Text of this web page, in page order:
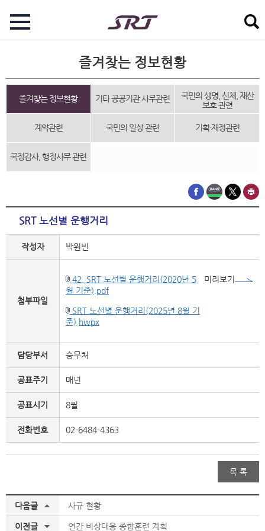
즐겨찾는 정보현황
즐겨찾는 정보현황 기타 공공기관 사무관련
국민의 생명, 신체, 재산
보호 관련
계약관련 국민의 일상 관련 기획·재정관련
국정감사, 행정사무 관련
SRT 노선별 운행거리
작성자 박원빈
첨부파일
42. SRT 노선별 운행거리(2020년 5
월 기준).pdf
미리보기
SRT 노선별 운행거리(2025년 8월 기
준).hwpx
담당부서 승무처
공표주기 매년
공표시기 8월
전화번호 02-6484-4363
목 록
다음글 사규 현황
이전글 연간 비상대응 종합훈련 계획